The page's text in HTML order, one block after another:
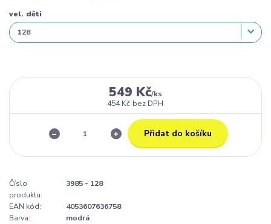
vel. děti
549 Kč/ks
454 Kč bez DPH
Přidat do košíku
Číslo
produktu:
3985 - 128
EAN kód:
4053607636758
Barva:
modrá